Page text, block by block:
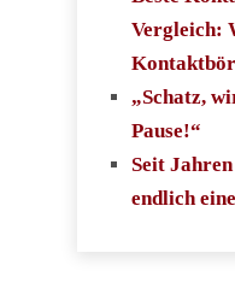
Vergleich:
„Schatz,
Pause!“
Seit
endlich